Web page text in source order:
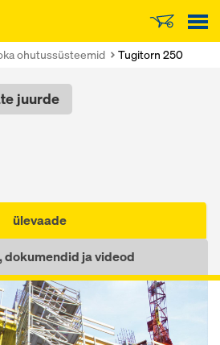
ohutussüsteemid Tugitorn 250
juurde
ülevaade
dokumendid ja videod